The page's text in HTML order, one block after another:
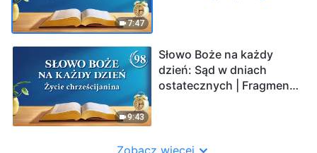
7:47
9:43
Słowo Boże na każdy
dzień: Sąd w dniach
ostatecznych | Fragment
Zobacz więcej